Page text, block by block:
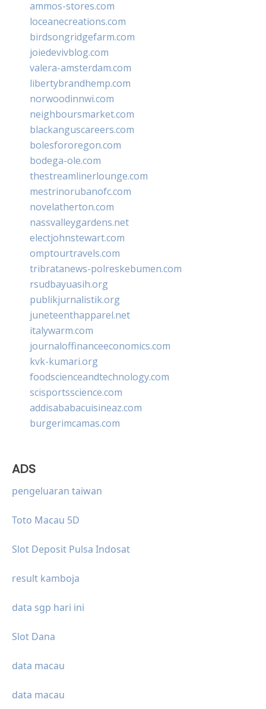
ammos-stores.com
loceanecreations.com
birdsongridgefarm.com
joiedevivblog.com
valera-amsterdam.com
libertybrandhemp.com
norwoodinnwi.com
neighboursmarket.com
blackanguscareers.com
bolesfororegon.com
bodega-ole.com
thestreamlinerlounge.com
mestrinorubanofc.com
novelatherton.com
nassvalleygardens.net
electjohnstewart.com
omptourtravels.com
tribratanews-polreskebumen.com
rsudbayuasih.org
publikjurnalistik.org
juneteenthapparel.net
italywarm.com
journaloffinanceeconomics.com
kvk-kumari.org
foodscienceandtechnology.com
scisportsscience.com
addisababacuisineaz.com
burgerimcamas.com
ADS
pengeluaran taiwan
Toto Macau 5D
Slot Deposit Pulsa Indosat
result kamboja
data sgp hari ini
Slot Dana
data macau
data macau